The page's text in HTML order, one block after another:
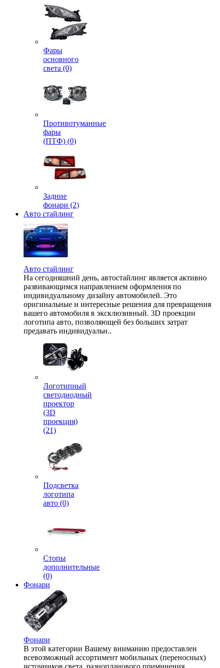
Фары
основного
света (0)
Противотуманные
фары
(ПТФ) (0)
Задние
фонари (2)
Авто стайлинг
Авто стайлинг
На сегодняшний день, автостайлинг является активно
развивающимся направлением оформления по
индивидуальному дизайну автомобилей. Это
оригинальные и интересные решения для превращения
вашего автомобиля в эксклюзивный. 3D проекции
логотипа авто, позволяющей без больших затрат
предавать индивидуальн..
Логотипный
светодиодный
проектор
(3D
проекция)
(21)
Подсветка
логотипа
авто (0)
Стопы
дополнительные
(0)
Фонари
Фонари
В этой категории Вашему вниманию предоставлен
всевозможный ассортимент мобильных (переносных)
источников света, разнопланового приминения,